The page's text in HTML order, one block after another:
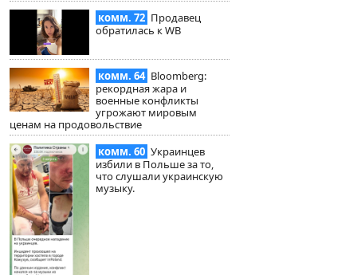
комм. 72 Продавец
обратилась к WB
комм. 64 Bloomberg:
рекордная жара и
военные конфликты
угрожают мировым
ценам на продовольствие
комм. 60 Украинцев
избили в Польше за то,
что слушали украинскую
музыку.